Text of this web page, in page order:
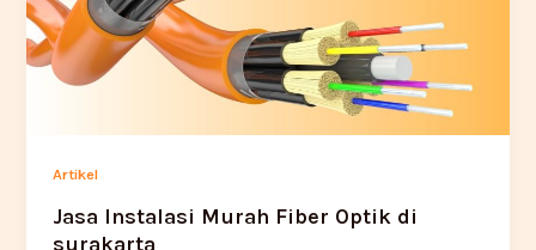
Artikel
Jasa Instalasi Murah Fiber Optik di
surakarta